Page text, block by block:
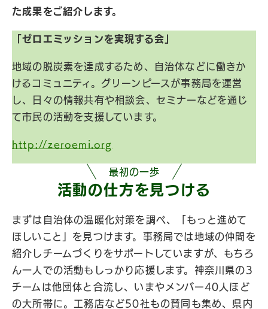
た成果をご紹介します。
「ゼロエミッションを実現する会」
地域の脱炭素を達成するため、自治体などに働きか
けるコミュニティ。グリーンピースが事務局を運営
し、日々の情報共有や相談会、セミナーなどを通じ
て市民の活動を支援しています。
http://zeroemi.org
最初の一歩
活動の​仕方を​見つける​
まずは自治体の温暖化対策を調べ、「もっと進めて
ほしいこと」を見つけます。事務局では地域の仲間を
紹介しチームづくりをサポートしていますが、もちろ
ん一人での活動もしっかり応援します。神奈川県の3
チームは他団体と合流し、いまやメンバー40人ほど
の大所帯に。工務店など50社もの賛同も集め、県内